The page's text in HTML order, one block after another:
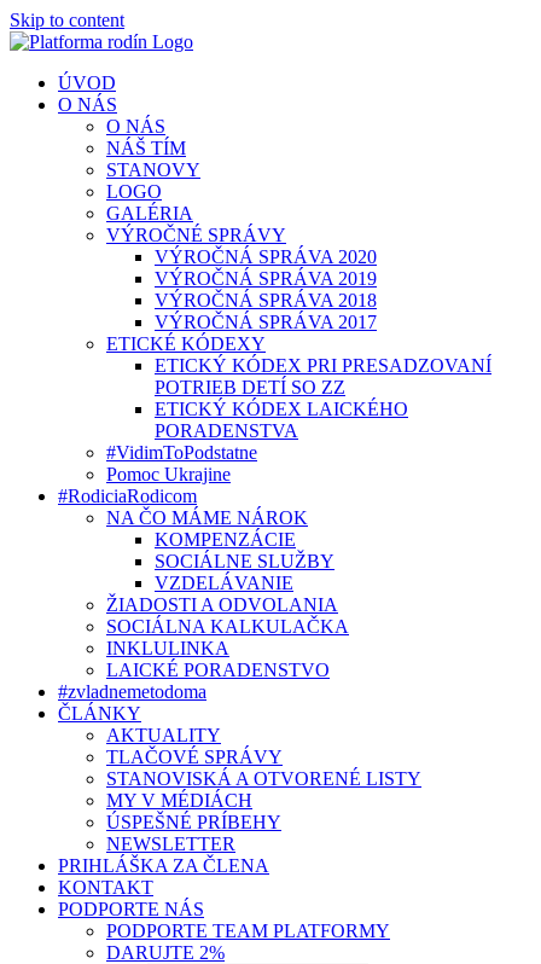
Skip to content
ÚVOD
O NÁS
O NÁS
NÁŠ TÍM
STANOVY
LOGO
GALÉRIA
VÝROČNÉ SPRÁVY
VÝROČNÁ SPRÁVA 2020
VÝROČNÁ SPRÁVA 2019
VÝROČNÁ SPRÁVA 2018
VÝROČNÁ SPRÁVA 2017
ETICKÉ KÓDEXY
ETICKÝ KÓDEX PRI PRESADZOVANÍ
POTRIEB DETÍ SO ZZ
ETICKÝ KÓDEX LAICKÉHO
PORADENSTVA
#VidimToPodstatne
Pomoc Ukrajine
#RodiciaRodicom
NA ČO MÁME NÁROK
KOMPENZÁCIE
SOCIÁLNE SLUŽBY
VZDELÁVANIE
ŽIADOSTI A ODVOLANIA
SOCIÁLNA KALKULAČKA
INKLULINKA
LAICKÉ PORADENSTVO
#zvladnemetodoma
ČLÁNKY
AKTUALITY
TLAČOVÉ SPRÁVY
STANOVISKÁ A OTVORENÉ LISTY
MY V MÉDIÁCH
ÚSPEŠNÉ PRÍBEHY
NEWSLETTER
PRIHLÁŠKA ZA ČLENA
KONTAKT
PODPORTE NÁS
PODPORTE TEAM PLATFORMY
DARUJTE 2%